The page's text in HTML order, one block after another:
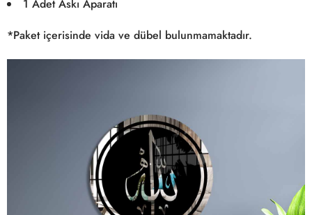
1 Adet Askı Aparatı
*Paket içerisinde vida ve dübel bulunmamaktadır.